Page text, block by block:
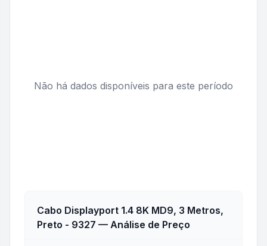
Não há dados disponíveis para este período
Cabo Displayport 1.4 8K MD9, 3 Metros,
Preto - 9327 — Análise de Preço